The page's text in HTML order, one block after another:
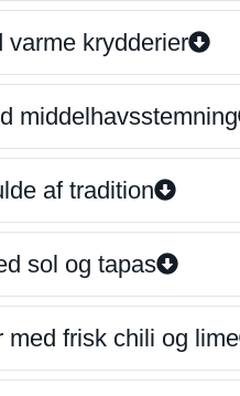
varme krydderier
middelhavsstemning
af tradition
sol og tapas
med frisk chili og lime